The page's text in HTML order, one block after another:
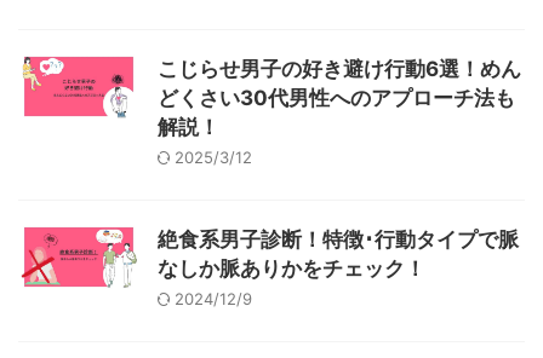
こじらせ男子の好き避け行動6選！めん
どくさい30代男性へのアプローチ法も
解説！
2025/3/12
絶食系男子診断！特徴･行動タイプで脈
なしか脈ありかをチェック！
2024/12/9